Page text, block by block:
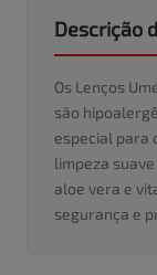
Descrição
Os Lenços
são
especial para
limpeza
aloe vera e
segurança e